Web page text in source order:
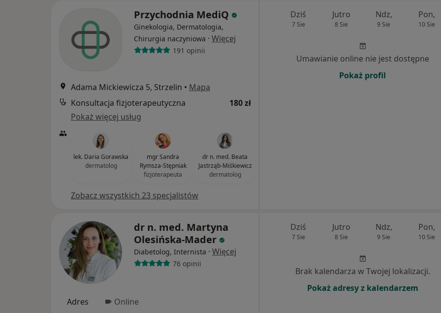
Przychodnia MediQ
Ginekologia, Dermatologia,
Chirurgia naczyniowa · Więcej
191 opinii
Adama Mickiewicza 5, Strzelin • Mapa
Konsultacja fizjoterapeutyczna
180 zł
Pokaż więcej usług
lek. Daria Gorawska
dermatolog
mgr Sandra
Rymsza-Stępniak
fizjoterapeuta
dr n. med. Beata
Jastrząb-Miśkiewicz
dermatolog
Zobacz wszystkich 23 specjalistów
Dziś
7 Sie
Jutro
8 Sie
Ndz,
9 Sie
Pon,
10 Sie
Umawianie online nie jest dostępne
Pokaż profil
dr n. med. Martyna
Olesińska-Mader
Diabetolog, Internista · Więcej
76 opinii
Adres Online
Dziś
7 Sie
Jutro
8 Sie
Ndz,
9 Sie
Pon,
10 Sie
Brak kalendarza w Twojej lokalizacji.
Pokaż adresy z kalendarzem